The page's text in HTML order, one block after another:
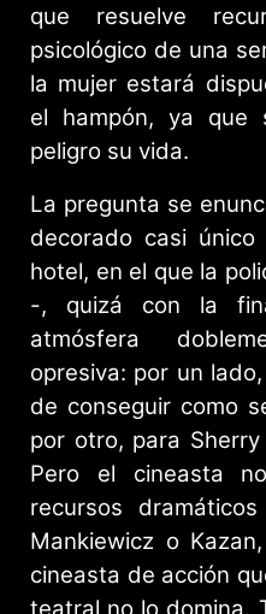
que resuelve
psicológico de una
la mujer estará
el hampón, ya que
peligro su vida.
La pregunta se
decorado casi
hotel, en el que la
-, quizá con la
atmósfera
opresiva: por un
de conseguir como
por otro, para
Pero el cineasta
recursos
Mankiewicz o
cineasta de acción
teatral no lo domina.